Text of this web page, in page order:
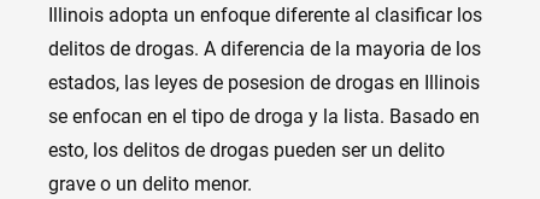
Illinois adopta un enfoque diferente al clasificar los
delitos de drogas. A diferencia de la mayoria de los
estados, las leyes de posesion de drogas en Illinois
se enfocan en el tipo de droga y la lista. Basado en
esto, los delitos de drogas pueden ser un delito
grave o un delito menor.